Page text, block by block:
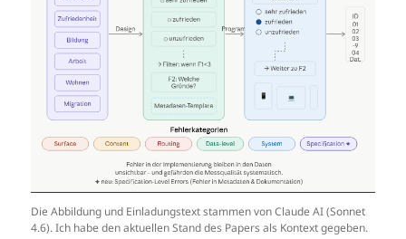
Die Abbildung und Einladungstext stammen von Claude AI (Sonnet
4.6). Ich habe den aktuellen Stand des Papers als Kontext gegeben.